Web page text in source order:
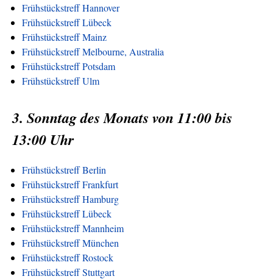
Frühstückstreff Hannover
Frühstückstreff Lübeck
Frühstückstreff Mainz
Frühstückstreff Melbourne, Australia
Frühstückstreff Potsdam
Frühstückstreff Ulm
3. Sonntag des Monats von 11:00 bis
13:00 Uhr
Frühstückstreff Berlin
Frühstückstreff Frankfurt
Frühstückstreff Hamburg
Frühstückstreff Lübeck
Frühstückstreff Mannheim
Frühstückstreff München
Frühstückstreff Rostock
Frühstückstreff Stuttgart